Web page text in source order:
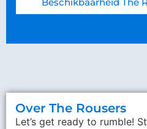
Over The Rousers
Let’s get ready to rumble!